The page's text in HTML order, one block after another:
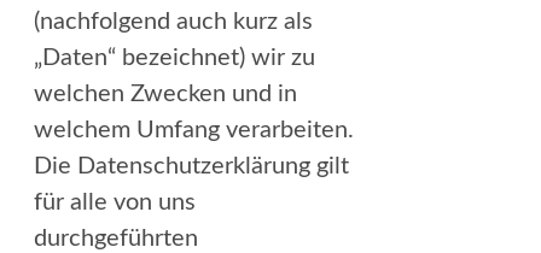
(nachfolgend auch kurz als
„Daten“ bezeichnet) wir zu
welchen Zwecken und in
welchem Umfang verarbeiten.
Die Datenschutzerklärung gilt
für alle von uns
durchgeführten